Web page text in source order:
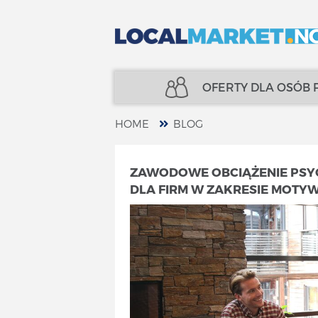
OFERTY DLA OSÓB
KREDYTY
UBEZPIECZENIA
FINANSE
SPECJALIŚCI
FINANSE
SPECJALIŚCI
TELECOM
USŁUGI
HOME BLOG
ZAWODOWE OBCIĄŻENIE
DLA FIRM W ZAKRESIE